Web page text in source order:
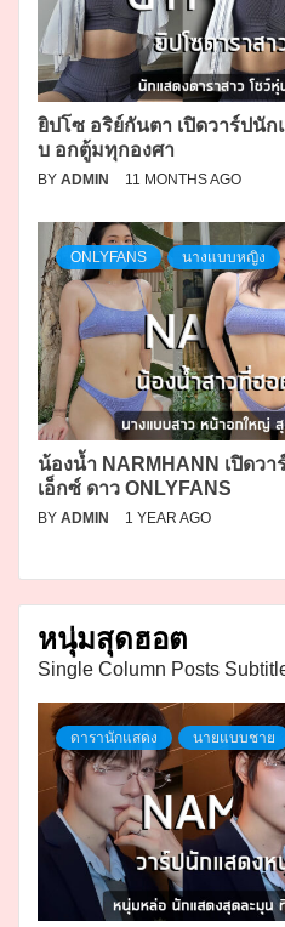
ยิปโซ อริย์กันตา เปิดวาร์ปนั
บ อกตู้มทุกองศา
BY ADMIN 11 MONTHS AGO
ONLYFANS นางแบบหญิง
น้องน้ำ NARMHANN เปิดว
เอ็กซ์ ดาว ONLYFANS
BY ADMIN 1 YEAR AGO
หนุ่มสุดฮอต
Single Column Posts
ดารานักแสดง นายแบบชาย